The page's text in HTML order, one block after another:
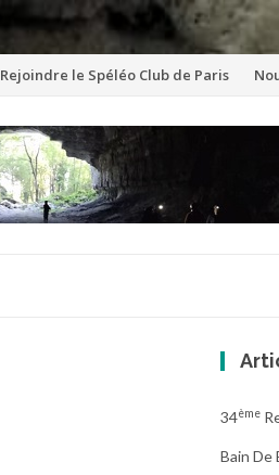
Rejoindre le Spéléo Club de Paris
34Ème
Bain De